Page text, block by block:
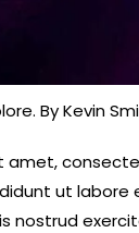
ByKevin
amet,
ut labore
nostrud